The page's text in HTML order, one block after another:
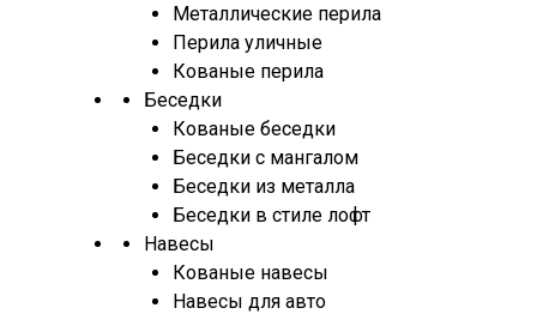
Металлические перила
Перила уличные
Кованые перила
Беседки
Кованые беседки
Беседки с мангалом
Беседки из металла
Беседки в стиле лофт
Навесы
Кованые навесы
Навесы для авто